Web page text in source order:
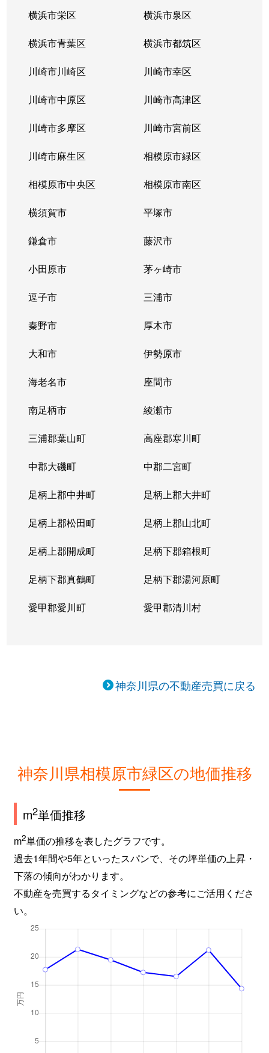
横浜市栄区 横浜市泉区
横浜市青葉区 横浜市都筑区
川崎市川崎区 川崎市幸区
川崎市中原区 川崎市高津区
川崎市多摩区 川崎市宮前区
川崎市麻生区 相模原市緑区
相模原市中央区 相模原市南区
横須賀市 平塚市
鎌倉市 藤沢市
小田原市 茅ヶ崎市
逗子市 三浦市
秦野市 厚木市
大和市 伊勢原市
海老名市 座間市
南足柄市 綾瀬市
三浦郡葉山町 高座郡寒川町
中郡大磯町 中郡二宮町
足柄上郡中井町 足柄上郡大井町
足柄上郡松田町 足柄上郡山北町
足柄上郡開成町 足柄下郡箱根町
足柄下郡真鶴町 足柄下郡湯河原町
愛甲郡愛川町 愛甲郡清川村
神奈川県の不動産売買に戻る
神奈川県相模原市緑区の地価推移
m2単価推移
m2単価の推移を表したグラフです。
過去1年間や5年といったスパンで、その坪単価の上昇・
下落の傾向がわかります。
不動産を売買するタイミングなどの参考にご活用くださ
い。